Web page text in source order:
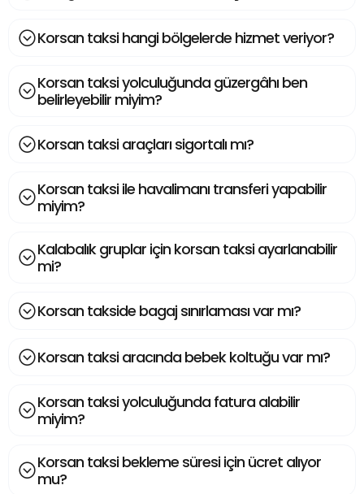
Korsan taksi hangi bölgelerde hizmet veriyor?
Korsan taksi yolculuğunda güzergâhı ben
belirleyebilir miyim?
Korsan taksi araçları sigortalı mı?
Korsan taksi ile havalimanı transferi yapabilir
miyim?
Kalabalık gruplar için korsan taksi ayarlanabilir
mi?
Korsan takside bagaj sınırlaması var mı?
Korsan taksi aracında bebek koltuğu var mı?
Korsan taksi yolculuğunda fatura alabilir
miyim?
Korsan taksi bekleme süresi için ücret alıyor
mu?